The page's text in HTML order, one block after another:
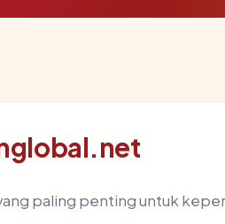
paling penting untuk